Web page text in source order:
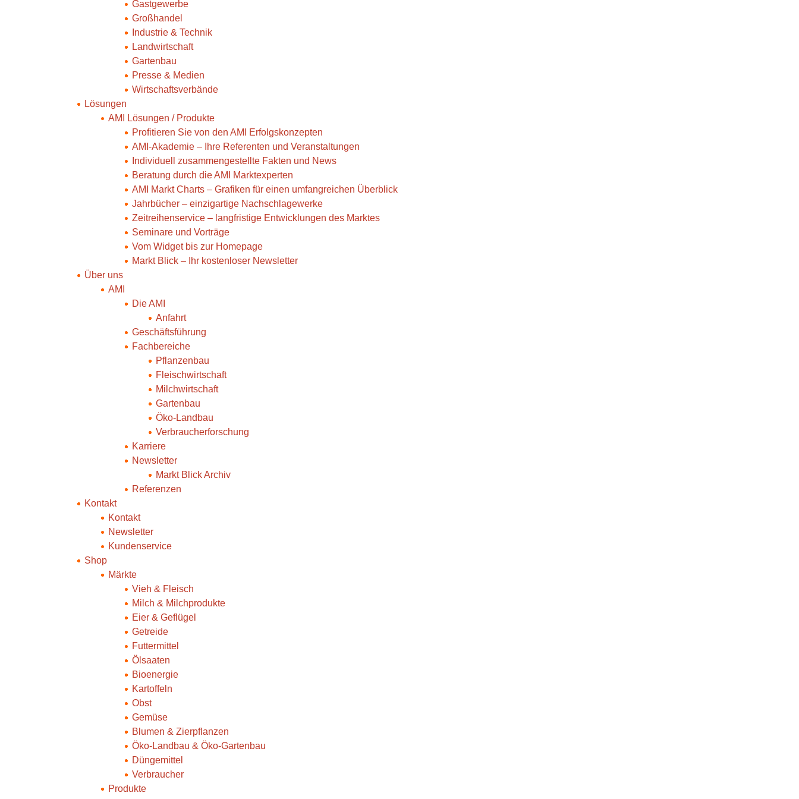
Gastgewerbe
Großhandel
Industrie & Technik
Landwirtschaft
Gartenbau
Presse & Medien
Wirtschaftsverbände
Lösungen
AMI Lösungen / Produkte
Profitieren Sie von den AMI Erfolgskonzepten
AMI-Akademie – Ihre Referenten und Veranstaltungen
Individuell zusammengestellte Fakten und News
Beratung durch die AMI Marktexperten
AMI Markt Charts – Grafiken für einen umfangreichen Überblick
Jahrbücher – einzigartige Nachschlagewerke
Zeitreihenservice – langfristige Entwicklungen des Marktes
Seminare und Vorträge
Vom Widget bis zur Homepage
Markt Blick – Ihr kostenloser Newsletter
Über uns
AMI
Die AMI
Anfahrt
Geschäftsführung
Fachbereiche
Pflanzenbau
Fleischwirtschaft
Milchwirtschaft
Gartenbau
Öko-Landbau
Verbraucherforschung
Karriere
Newsletter
Markt Blick Archiv
Referenzen
Kontakt
Kontakt
Newsletter
Kundenservice
Shop
Märkte
Vieh & Fleisch
Milch & Milchprodukte
Eier & Geflügel
Getreide
Futtermittel
Ölsaaten
Bioenergie
Kartoffeln
Obst
Gemüse
Blumen & Zierpflanzen
Öko-Landbau & Öko-Gartenbau
Düngemittel
Verbraucher
Produkte